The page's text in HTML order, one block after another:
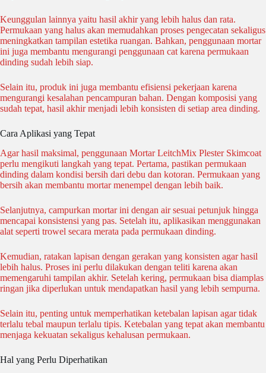
Keunggulan lainnya yaitu hasil akhir yang lebih halus dan rata.
Permukaan yang halus akan memudahkan proses pengecatan sekaligus
meningkatkan tampilan estetika ruangan. Bahkan, penggunaan mortar
ini juga membantu mengurangi penggunaan cat karena permukaan
dinding sudah lebih siap.
Selain itu, produk ini juga membantu efisiensi pekerjaan karena
mengurangi kesalahan pencampuran bahan. Dengan komposisi yang
sudah tepat, hasil akhir menjadi lebih konsisten di setiap area dinding.
Cara Aplikasi yang Tepat
Agar hasil maksimal, penggunaan Mortar LeitchMix Plester Skimcoat
perlu mengikuti langkah yang tepat. Pertama, pastikan permukaan
dinding dalam kondisi bersih dari debu dan kotoran. Permukaan yang
bersih akan membantu mortar menempel dengan lebih baik.
Selanjutnya, campurkan mortar ini dengan air sesuai petunjuk hingga
mencapai konsistensi yang pas. Setelah itu, aplikasikan menggunakan
alat seperti trowel secara merata pada permukaan dinding.
Kemudian, ratakan lapisan dengan gerakan yang konsisten agar hasil
lebih halus. Proses ini perlu dilakukan dengan teliti karena akan
memengaruhi tampilan akhir. Setelah kering, permukaan bisa diamplas
ringan jika diperlukan untuk mendapatkan hasil yang lebih sempurna.
Selain itu, penting untuk memperhatikan ketebalan lapisan agar tidak
terlalu tebal maupun terlalu tipis. Ketebalan yang tepat akan membantu
menjaga kekuatan sekaligus kehalusan permukaan.
Hal yang Perlu Diperhatikan